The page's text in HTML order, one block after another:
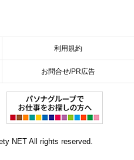
利用規約
お問合せ/PR広告
NET All rights reserved.